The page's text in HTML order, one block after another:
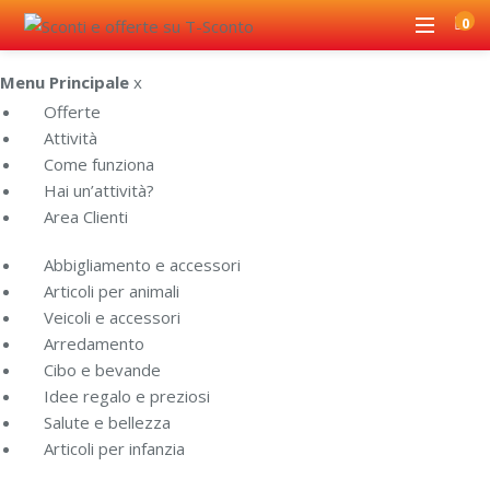
Menu Principale x
Offerte
Attività
Come funziona
Hai un’attività?
Area Clienti
Abbigliamento e accessori
Articoli per animali
Veicoli e accessori
Arredamento
Cibo e bevande
Idee regalo e preziosi
Salute e bellezza
Articoli per infanzia
0